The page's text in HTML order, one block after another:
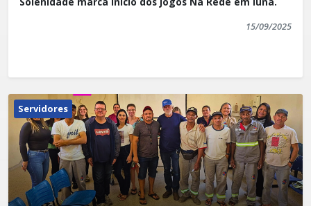
15/09/2025
Servidores